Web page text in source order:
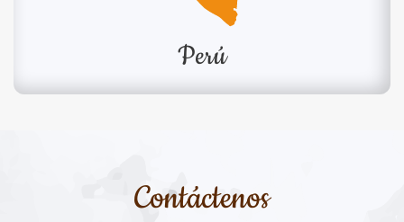
Perú
Contáctenos